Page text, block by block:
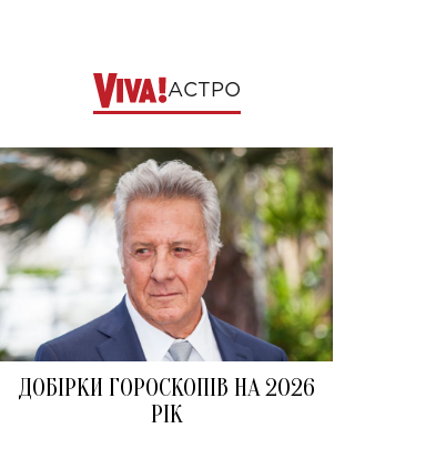
АСТРО
ДОБІРКИ ГОРОСКОПІВ НА 2026
РІК